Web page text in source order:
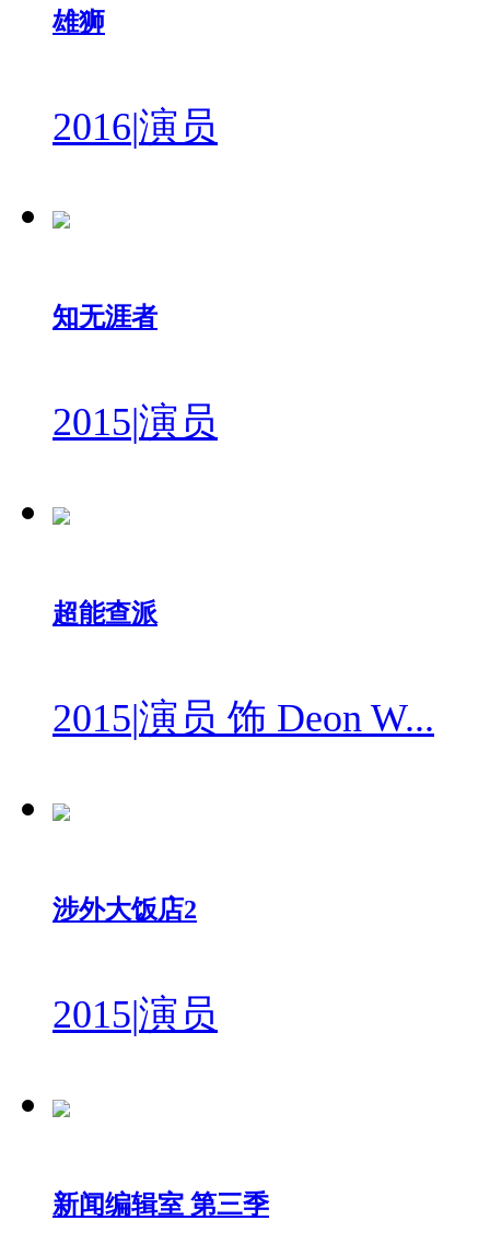
雄狮
2016|演员
知无涯者
2015|演员
超能查派
2015|演员 饰 Deon W...
涉外大饭店2
2015|演员
新闻编辑室 第三季